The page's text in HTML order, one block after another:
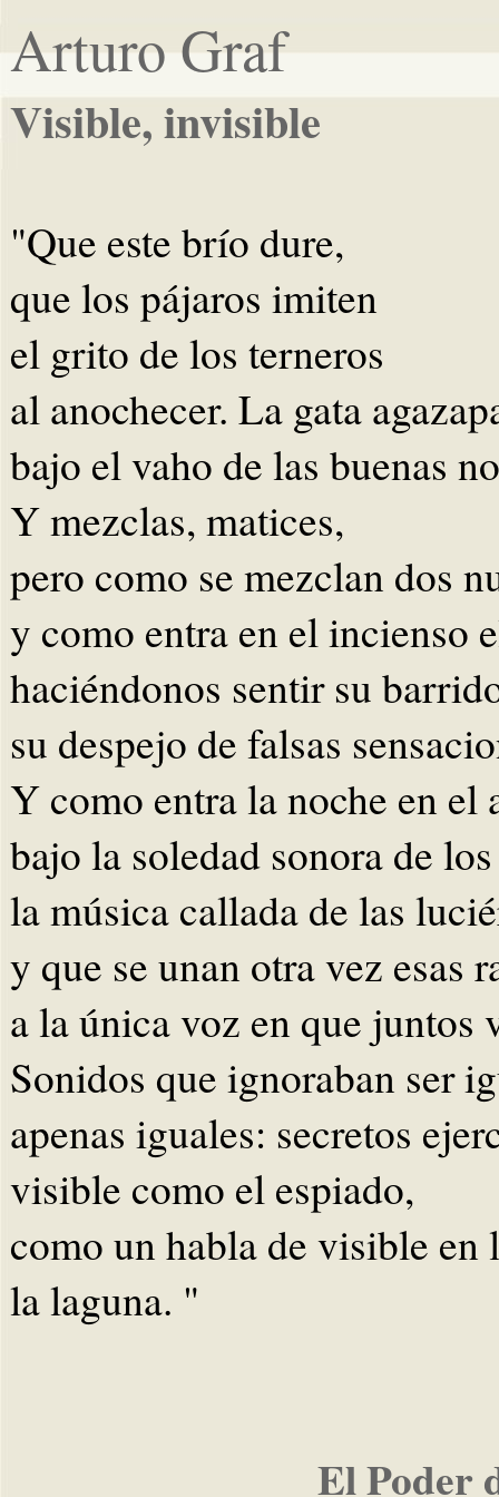
Arturo Graf
Visible, invisible
"Que este brío dure,
que los pájaros imiten
el grito de los terneros
al anochecer. La gata
bajo el vaho de las buenas
Y mezclas, matices,
pero como se mezclan dos
y como entra en el incienso
haciéndonos sentir su
su despejo de falsas
Y como entra la noche en el
bajo la soledad sonora de
la música callada de las
y que se unan otra vez esas
a la única voz en que juntos
Sonidos que ignoraban ser
apenas iguales: secretos
visible como el espiado,
como un habla de visible
la laguna. "
El Poder